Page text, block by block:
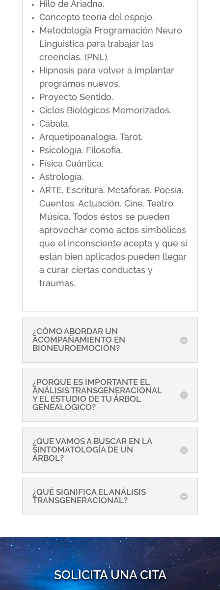
Hilo de Ariadna.
Concepto teoría del espejo.
Metodología Programación Neuro
Linguistica para trabajar las
creencias. (PNL).
Hipnosis para volver a implantar
programas nuevos.
Proyecto Sentido.
Ciclos Biológicos Memorizados.
Cábala.
Arquetipoanalogía. Tarot.
Psicología. Filosofía.
Física Cuántica.
Astrología.
ARTE. Escritura. Metáforas. Poesía.
Cuentos. Actuación. Cine. Teatro.
Música. Todos éstos se pueden
aprovechar como actos simbólicos
que el inconsciente acepta y que si
están bien aplicados pueden llegar
a curar ciertas conductas y
traumas.
¿CÓMO ABORDAR UN
ACOMPAÑAMIENTO EN
BIONEUROEMOCIÓN?
¿PORQUE ES IMPORTANTE EL
ANÁLISIS TRANSGENERACIONAL
Y EL ESTUDIO DE TU ÁRBOL
GENEALÓGICO?
¿QUE VAMOS A BUSCAR EN LA
SINTOMATOLOGÍA DE UN
ÁRBOL?
¿QUÉ SIGNIFICA EL ANÁLISIS
TRANSGENERACIONAL?
SOLICITA UNA CITA